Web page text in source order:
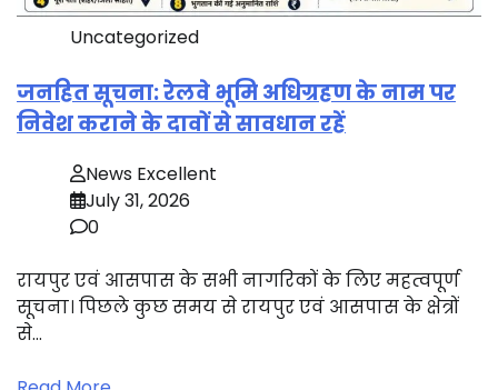
Uncategorized
जनहित सूचना: रेलवे भूमि अधिग्रहण के नाम पर
निवेश कराने के दावों से सावधान रहें
News Excellent
July 31, 2026
0
रायपुर एवं आसपास के सभी नागरिकों के लिए महत्वपूर्ण
सूचना। पिछले कुछ समय से रायपुर एवं आसपास के क्षेत्रों
से…